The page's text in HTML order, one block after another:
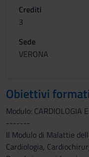
Crediti
3
Sede
VERONA
Obiettivi
Modulo: CARDIOLOGIA
-------
Il Modulo di Malattie
Cardiologia,